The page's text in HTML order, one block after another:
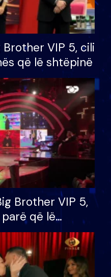
VIP 5, cili
që lë shtëpinë
Brother VIP 5,
që lë
mundësinë për